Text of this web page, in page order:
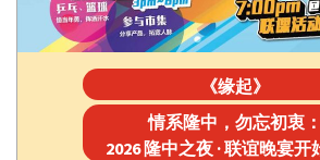
《缘起》
情系隆中，勿忘初衷：
2026 隆中之夜 · 联谊晚宴开